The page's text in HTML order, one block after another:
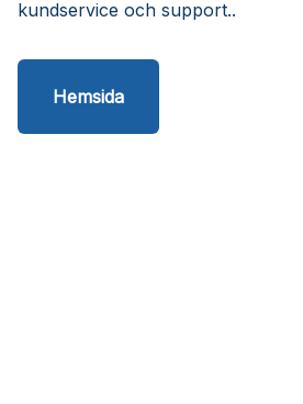
kundservice och support..
Hemsida